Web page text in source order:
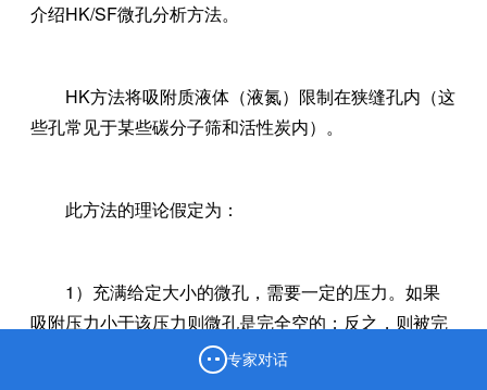
介绍HK/SF微孔分析方法。
HK方法将吸附质液体（液氮）限制在狭缝孔内（这
些孔常见于某些碳分子筛和活性炭内）。
此方法的理论假定为：
1）充满给定大小的微孔，需要一定的压力。如果
吸附压力小于该压力则微孔是完全空的；反之，则被完
专家对话